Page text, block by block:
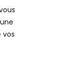
vos